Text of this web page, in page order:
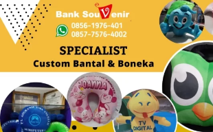
Langsung
ke